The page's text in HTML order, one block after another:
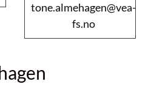
tone.almehagen@vea-
fs.no